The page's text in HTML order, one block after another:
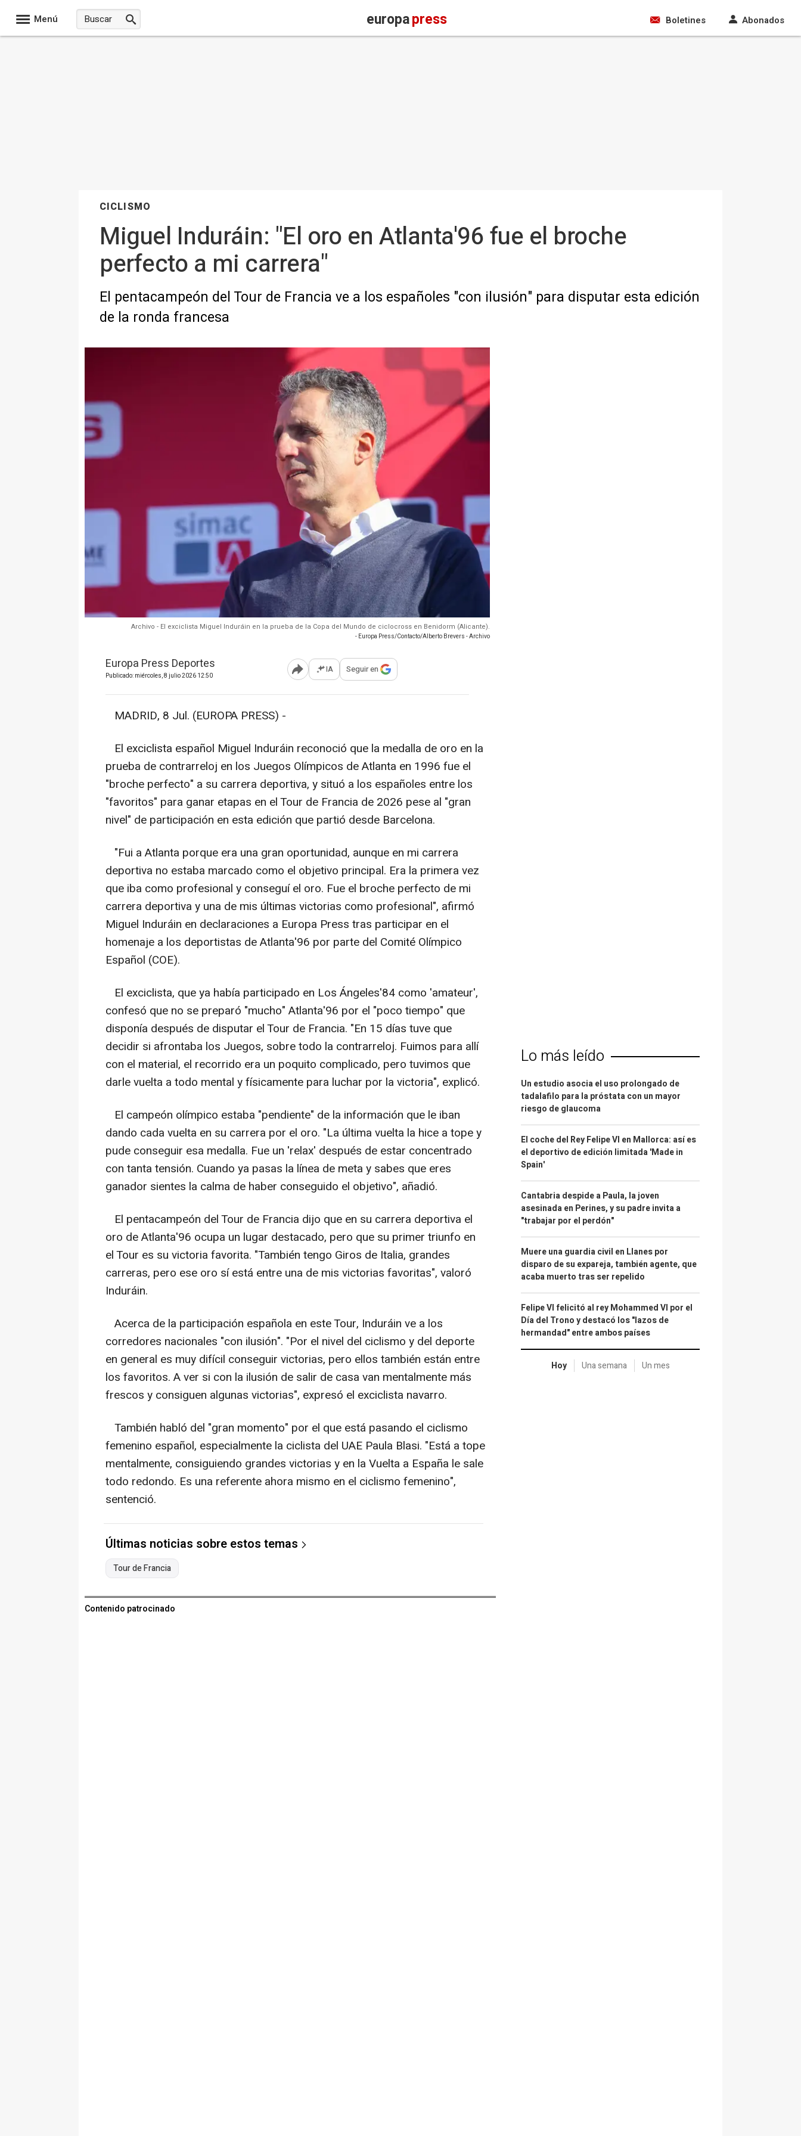
Menú europapress Boletines Abonados
CICLISMO
Miguel Induráin: "El oro en Atlanta'96 fue el broche
perfecto a mi carrera"
El pentacampeón del Tour de Francia ve a los españoles "con ilusión" para disputar esta edición
de la ronda francesa
Archivo - El exciclista Miguel Induráin en la prueba de la Copa del Mundo de ciclocross en Benidorm (Alicante).
- Europa Press/Contacto/Alberto Brevers - Archivo
Europa Press Deportes
Publicado: miércoles, 8 julio 2026 12:50 Abrir opciones para compartir
IA Seguir en
MADRID, 8 Jul. (EUROPA PRESS) -
El exciclista español Miguel Induráin reconoció que la medalla de oro en la
prueba de contrarreloj en los Juegos Olímpicos de Atlanta en 1996 fue el
"broche perfecto" a su carrera deportiva, y situó a los españoles entre los
"favoritos" para ganar etapas en el Tour de Francia de 2026 pese al "gran
nivel" de participación en esta edición que partió desde Barcelona.
"Fui a Atlanta porque era una gran oportunidad, aunque en mi carrera
deportiva no estaba marcado como el objetivo principal. Era la primera vez
que iba como profesional y conseguí el oro. Fue el broche perfecto de mi
carrera deportiva y una de mis últimas victorias como profesional", afirmó
Miguel Induráin en declaraciones a Europa Press tras participar en el
homenaje a los deportistas de Atlanta'96 por parte del Comité Olímpico
Español (COE).
El exciclista, que ya había participado en Los Ángeles'84 como 'amateur',
confesó que no se preparó "mucho" Atlanta'96 por el "poco tiempo" que
disponía después de disputar el Tour de Francia. "En 15 días tuve que
decidir si afrontaba los Juegos, sobre todo la contrarreloj. Fuimos para allí
con el material, el recorrido era un poquito complicado, pero tuvimos que
darle vuelta a todo mental y físicamente para luchar por la victoria", explicó.
El campeón olímpico estaba "pendiente" de la información que le iban
dando cada vuelta en su carrera por el oro. "La última vuelta la hice a tope y
pude conseguir esa medalla. Fue un 'relax' después de estar concentrado
con tanta tensión. Cuando ya pasas la línea de meta y sabes que eres
ganador sientes la calma de haber conseguido el objetivo", añadió.
El pentacampeón del Tour de Francia dijo que en su carrera deportiva el
oro de Atlanta'96 ocupa un lugar destacado, pero que su primer triunfo en
el Tour es su victoria favorita. "También tengo Giros de Italia, grandes
carreras, pero ese oro sí está entre una de mis victorias favoritas", valoró
Induráin.
Acerca de la participación española en este Tour, Induráin ve a los
corredores nacionales "con ilusión". "Por el nivel del ciclismo y del deporte
en general es muy difícil conseguir victorias, pero ellos también están entre
los favoritos. A ver si con la ilusión de salir de casa van mentalmente más
frescos y consiguen algunas victorias", expresó el exciclista navarro.
También habló del "gran momento" por el que está pasando el ciclismo
femenino español, especialmente la ciclista del UAE Paula Blasi. "Está a tope
mentalmente, consiguiendo grandes victorias y en la Vuelta a España le sale
todo redondo. Es una referente ahora mismo en el ciclismo femenino",
sentenció.
Últimas noticias sobre estos temas
Tour de Francia
Contenido patrocinado
Lo más leído
Un estudio asocia el uso prolongado de
tadalafilo para la próstata con un mayor
riesgo de glaucoma
El coche del Rey Felipe VI en Mallorca: así es
el deportivo de edición limitada 'Made in
Spain'
Cantabria despide a Paula, la joven
asesinada en Perines, y su padre invita a
"trabajar por el perdón"
Muere una guardia civil en Llanes por
disparo de su expareja, también agente, que
acaba muerto tras ser repelido
Felipe VI felicitó al rey Mohammed VI por el
Día del Trono y destacó los "lazos de
hermandad" entre ambos países
Hoy Una semana Un mes